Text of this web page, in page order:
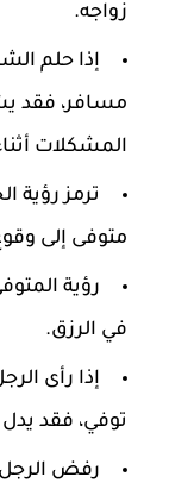
زواجه.
إذا حلم
مسافر، فقد
المشكلات
ترمز
متوفى إلى
رؤية
في الرزق.
إذا رأى
توفي، فقد
رفض الرجل